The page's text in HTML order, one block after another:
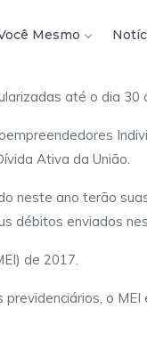
Mesmo
até o dia 30
Ativa da União.
neste ano terão
débitos enviados
de 2017.
o MEI